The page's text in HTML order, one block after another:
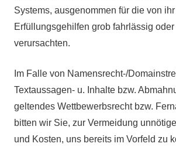
Systems, ausgenommen für die von
Erfüllungsgehilfen grob fahrlässig
verursachten.
Im Falle von Namensrecht-/
Textaussagen- u. Inhalte bzw.
geltendes Wettbewerbsrecht bzw.
bitten wir Sie, zur Vermeidung
und Kosten, uns bereits im Vorfeld zu